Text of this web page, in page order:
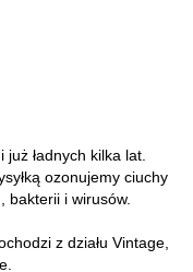
ładnych kilka lat.
ozonujemy ciuchy
bakterii i wirusów.
z działu Vintage,